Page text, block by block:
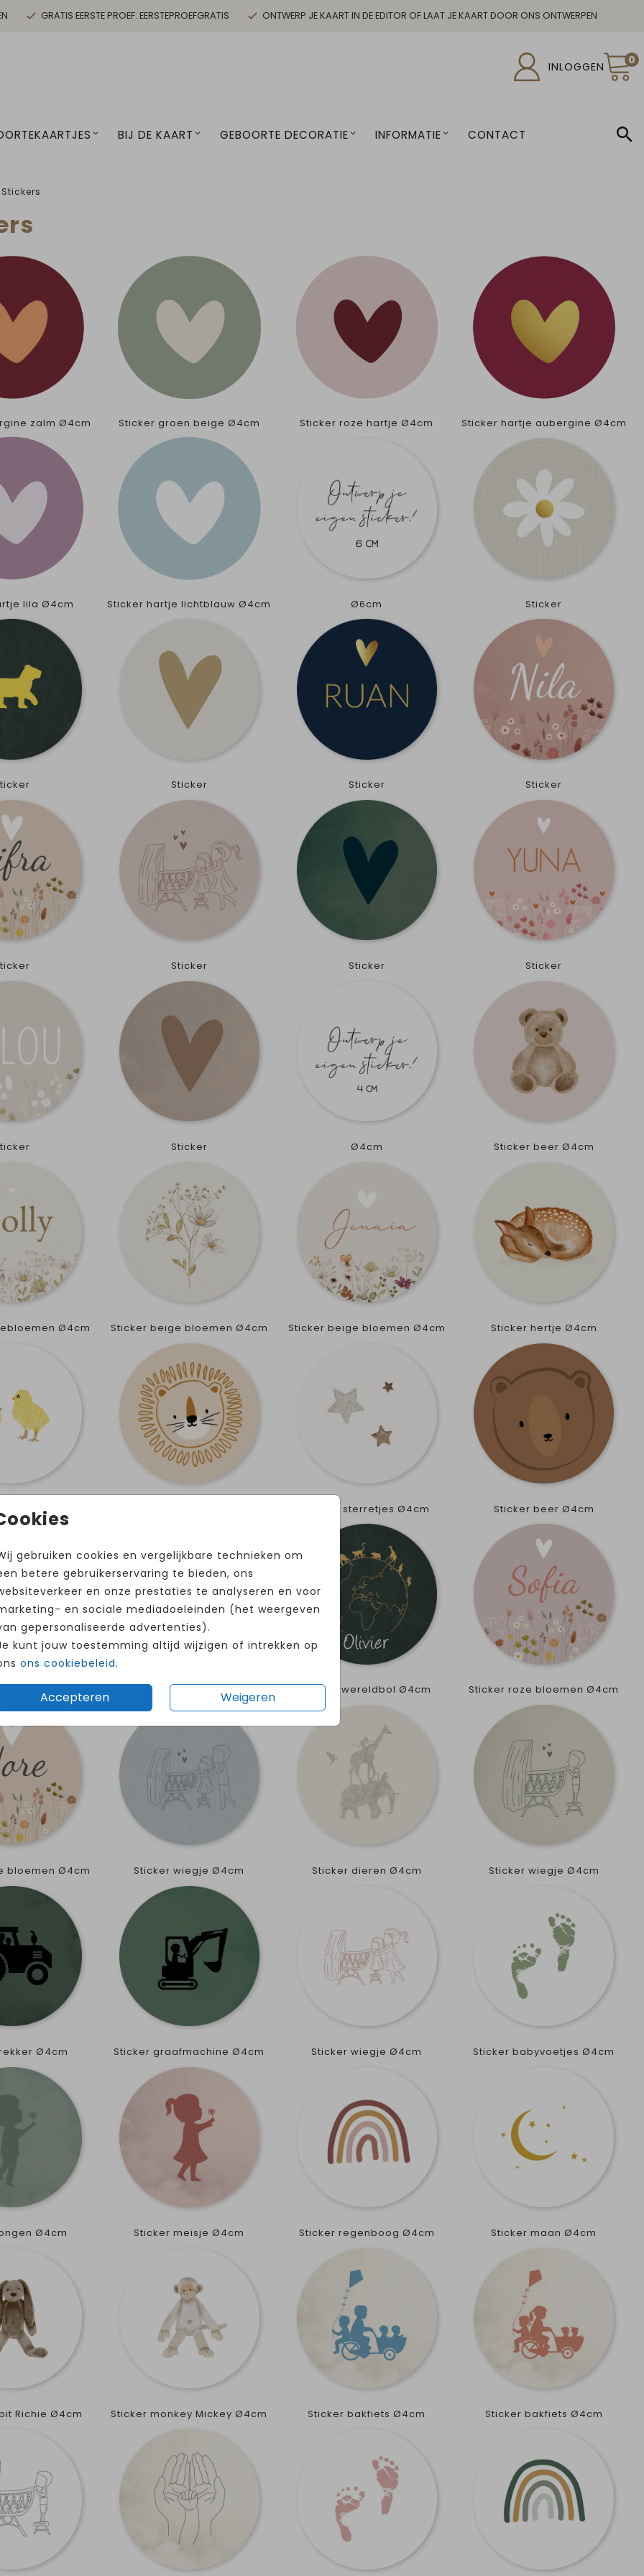
GRATIS EERSTE PROEF: EERSTEPROEFGRATIS ONTWERP JE KAART IN DE EDITOR OF LAAT JE KAART DOOR ONS ONTWERPEN
INLOGGEN 0
BIJ DE KAART GEBOORTE DECORATIE INFORMATIE CONTACT
gebruiken cookies en vergelijkbare technieken om
betere gebruikerservaring te bieden, ons
en onze prestaties te analyseren en voor
en sociale mediadoeleinden (het weergeven
gepersonaliseerde advertenties).
kunt jouw toestemming altijd wijzigen of intrekken op
ons cookiebeleid.
Accepteren Weigeren
Stickers
zalm Ø4cm Sticker groen beige Ø4cm Sticker roze hartje Ø4cm Sticker hartje aubergine Ø4cm
lila Ø4cm Sticker hartje lichtblauw Ø4cm Ø6cm Sticker
Sticker Sticker Sticker
Sticker Sticker Sticker
Sticker Ø4cm Sticker beer Ø4cm
Ø4cm Sticker beige bloemen Ø4cm Sticker beige bloemen Ø4cm Sticker hertje Ø4cm
Sticker sterretjes Ø4cm Sticker beer Ø4cm
Sticker broertjes Ø4cm Sticker wereldbol Ø4cm Sticker roze bloemen Ø4cm
bloemen Ø4cm Sticker wiegje Ø4cm Sticker dieren Ø4cm Sticker wiegje Ø4cm
Ø4cm Sticker graafmachine Ø4cm Sticker wiegje Ø4cm Sticker babyvoetjes Ø4cm
Ø4cm Sticker meisje Ø4cm Sticker regenboog Ø4cm Sticker maan Ø4cm
Richie Ø4cm Sticker monkey Mickey Ø4cm Sticker bakfiets Ø4cm Sticker bakfiets Ø4cm